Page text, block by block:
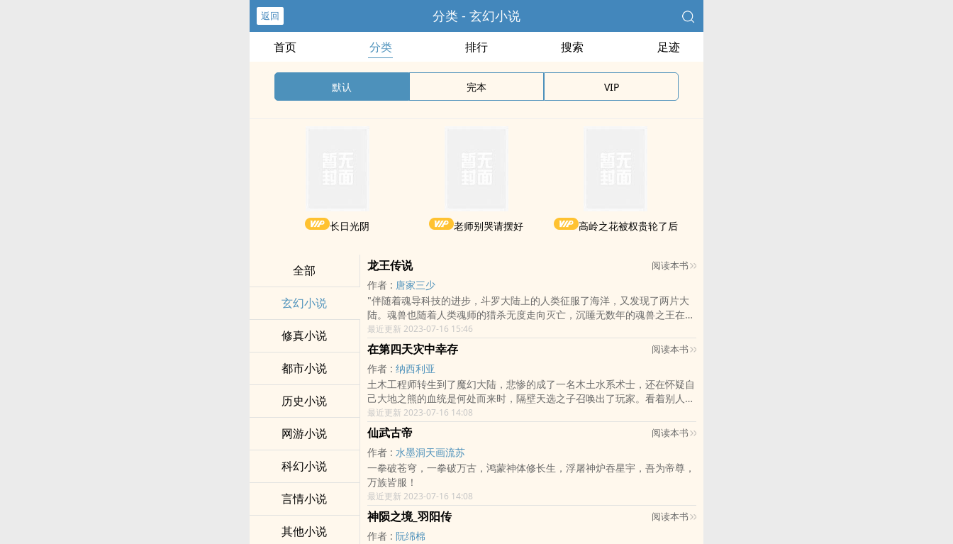
返回 分类 - 玄幻小说
首页 分类 排行 搜索 足迹
默认 完本 VIP
长日光阴 老师别哭请摆好 高岭之花被权贵轮了后
全部
玄幻小说
修真小说
都市小说
历史小说
网游小说
科幻小说
言情小说
其他小说
龙王传说 阅读本书
作者 : 唐家三少
"伴随着魂导科技的进步，斗罗大陆上的人类征服了海洋，又发现了两片大
陆。魂兽也随着人类魂师的猎杀无度走向灭亡，沉睡无数年的魂兽之王在星
斗大森林最后的净土苏醒，它要带领仅存的族人，向人类复仇！唐舞麟立志
要成为一名强大的魂师，可当武魂觉醒时，苏醒的，却是……旷世之才，龙
王之争，我们的龙王传说，将由此开始。"
最近更新 2023-07-16 15:46
在第四天灾中幸存 阅读本书
作者 : 纳西利亚
土木工程师转生到了魔幻大陆，悲惨的成了一名木土水系术士，还在怀疑自
己大地之熊的血统是何处而来时，隔壁天选之子召唤出了玩家。看着别人的
风云人生，希尔只想好好藏起来。*苹果…安卓@应用搜索*
最近更新 2023-07-16 14:08
仙武古帝 阅读本书
作者 : 水墨洞天画流苏
一拳破苍穹，一拳破万古，鸿蒙神体修长生，浮屠神炉吞星宇，吾为帝尊，
万族皆服！
最近更新 2023-07-16 14:08
神陨之境_羽阳传 阅读本书
作者 : 阮绵棉